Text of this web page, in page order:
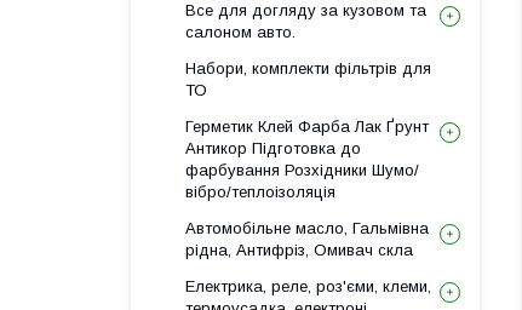
Все для догляду за кузовом та
салоном авто.
Набори, комплекти фільтрів для
ТО
Герметик Клей Фарба Лак Ґрунт
Антикор Підготовка до
фарбування Розхідники Шумо/
вібро/теплоізоляція
Автомобільне масло, Гальмівна
рідна, Антифріз, Омивач скла
Електрика, реле, роз'єми, клеми,